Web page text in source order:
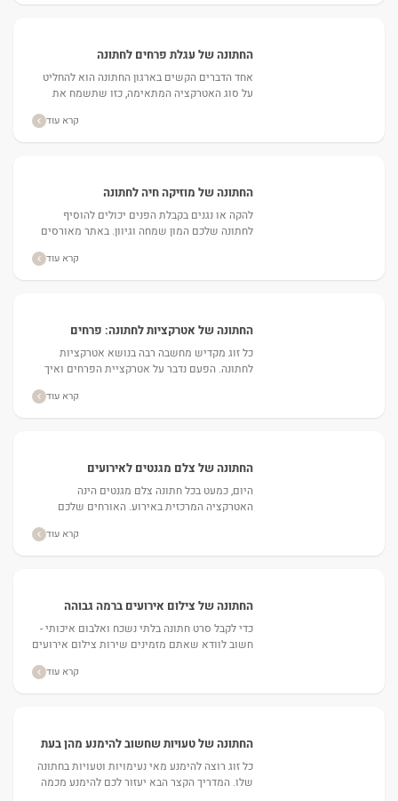
החתונה של עגלת פרחים לחתונה
אחד הדברים הקשים בארגון החתונה הוא להחליט
על סוג האטרקציה המתאימה, כזו שתשמח את
קרא עוד
החתונה של מוזיקה חיה לחתונה
להקה או נגנים בקבלת הפנים יכולים להוסיף
לחתונה שלכם המון שמחה וגיוון. באתר מאורסים
קרא עוד
החתונה של אטרקציות לחתונה: פרחים
כל זוג מקדיש מחשבה רבה בנושא אטרקציות
לחתונה. הפעם נדבר על אטרקציית הפרחים ואיך
קרא עוד
החתונה של צלם מגנטים לאירועים
היום, כמעט בכל חתונה צלם מגנטים הינה
האטרקציה המרכזית באירוע. האורחים שלכם
לצאת מהחתונה עם תמונות מגנטים בידיים....
קרא עוד
החתונה של צילום אירועים ברמה גבוהה
כדי לקבל סרט חתונה בלתי נשכח ואלבום איכותי -
חשוב לוודא שאתם מזמינים שירות צילום אירועים
קרא עוד
החתונה של טעויות שחשוב להימנע מהן בעת
כל זוג רוצה להימנע מאי נעימויות וטעויות בחתונה
שלו. המדריך הקצר הבא יעזור לכם להימנע מכמה